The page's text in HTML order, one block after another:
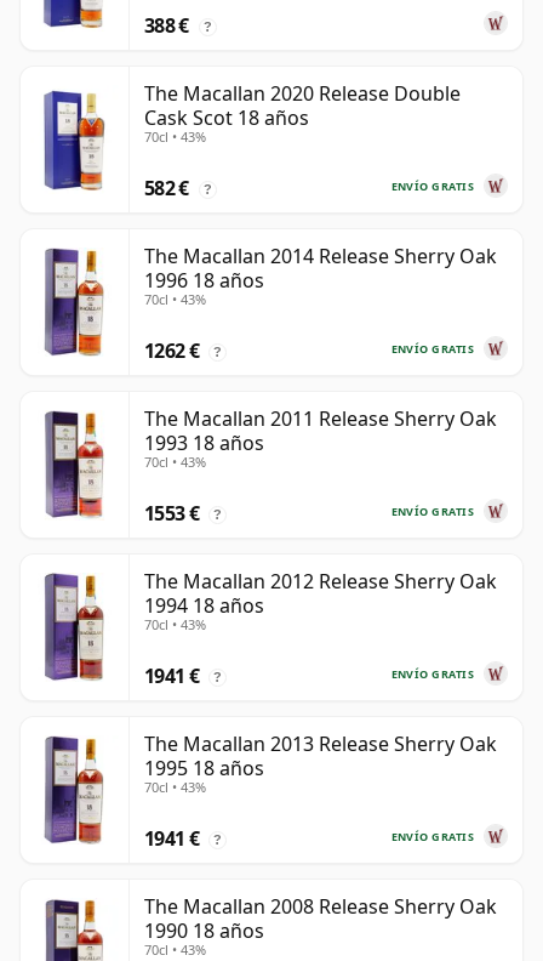
388 € ?
The Macallan 2020 Release Double
Cask Scot 18 años
70cl • 43%
ENVÍO GRATIS
582 € ?
The Macallan 2014 Release Sherry Oak
1996 18 años
70cl • 43%
ENVÍO GRATIS
1262 € ?
The Macallan 2011 Release Sherry Oak
1993 18 años
70cl • 43%
ENVÍO GRATIS
1553 € ?
The Macallan 2012 Release Sherry Oak
1994 18 años
70cl • 43%
ENVÍO GRATIS
1941 € ?
The Macallan 2013 Release Sherry Oak
1995 18 años
70cl • 43%
ENVÍO GRATIS
1941 € ?
The Macallan 2008 Release Sherry Oak
1990 18 años
70cl • 43%